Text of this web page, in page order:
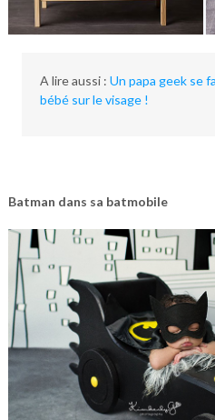
A lire aussi : Un papa geek se
bébé sur le visage !
Batman dans sa batmobile